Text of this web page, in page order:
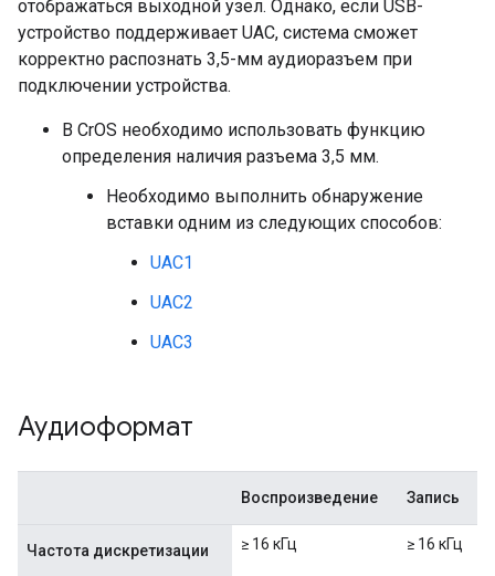
отображаться выходной узел. Однако, если USB-
устройство поддерживает UAC, система сможет
корректно распознать 3,5-мм аудиоразъем при
подключении устройства.
В CrOS необходимо использовать функцию
определения наличия разъема 3,5 мм.
Необходимо выполнить обнаружение
вставки одним из следующих способов:
UAC1
UAC2
UAC3
Аудиоформат
Воспроизведение Запись
Частота дискретизации ≥ 16 кГц ≥ 16 кГц